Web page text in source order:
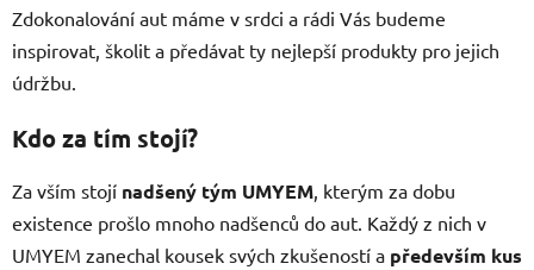
Zdokonalování aut máme v srdci a rádi Vás budeme
inspirovat, školit a předávat ty nejlepší produkty pro jejich
údržbu.
Kdo za tím stojí?
Za vším stojí nadšený tým UMYEM, kterým za dobu
existence prošlo mnoho nadšenců do aut. Každý z nich v
UMYEM zanechal kousek svých zkušeností a především kus